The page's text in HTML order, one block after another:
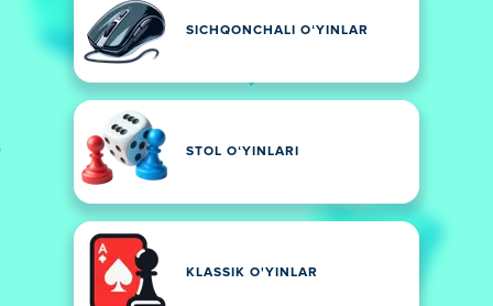
SICHQONCHALI OʻYINLAR
STOL OʻYINLARI
KLASSIK O'YINLAR